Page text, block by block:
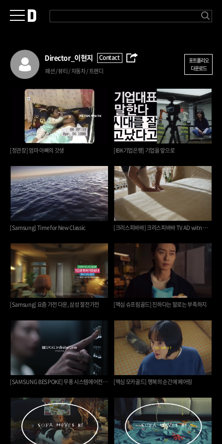
Director_ 이현지 Contact
패션 / 뷰티 / 자동차 / 트렌디
포트폴리오
다운로드
[정관장] 엄마 아빠의 갓생 [IBK기업은행] 기업을 앞으로
[Samsung] Time for New Classic [크리스피바바] 크리스피바바 TV AD witn 이서진
[Samsung] 요즘 가전 다운, 삼성 절전가전 [맥심 슈프림골드] 진하다는 말로는 부족하지
[SAMSUNG BESPOKE] 무풍 시스템에어컨 Infinite line [맥심 모카골드] 행복의 순간에 페어링